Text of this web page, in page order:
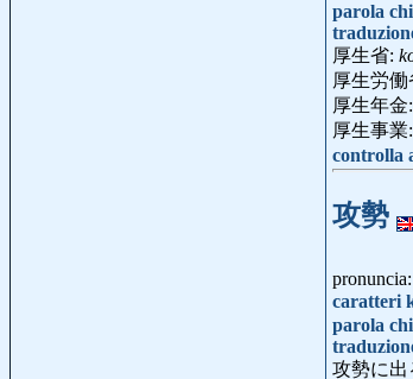
parola
厚生省:
厚生労働
厚生年金:
厚生事業:
controlla
攻勢
pronuncia:
caratteri
parola
攻勢に出